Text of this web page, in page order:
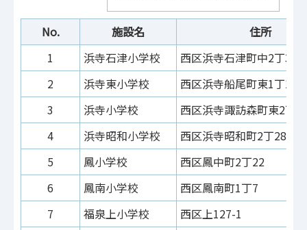
No. 施設名
住所
1
浜寺石津小学校
西区浜寺石津町中2丁3-28
2
浜寺東小学校
西区浜寺船尾町東1丁101
3
浜寺小学校
西区浜寺諏訪森町東2丁
4
浜寺昭和小学校
西区浜寺昭和町2丁282
5
鳳小学校
西区鳳中町2丁22
6
鳳南小学校
西区鳳南町1丁7
7
福泉上小学校
西区上127-1